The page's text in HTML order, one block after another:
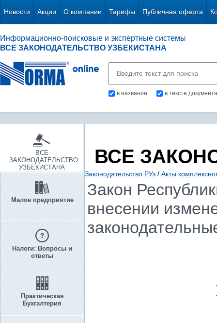
Новости Акции О компании Тарифы Публичная оферта
Информационно-поисковые и экспертные системы
ВСЕ ЗАКОНОДАТЕЛЬСТВО УЗБЕКИСТАНА
в названии в тексте документа
ВСЕ
ЗАКОНОДАТЕЛЬСТВО
УЗБЕКИСТАНА
Малое предприятие
Налоги: Вопросы и
ответы
Практическая
Бухгалтерия
ВСЕ
Законодательство РУз / Акты
Закон
внесении